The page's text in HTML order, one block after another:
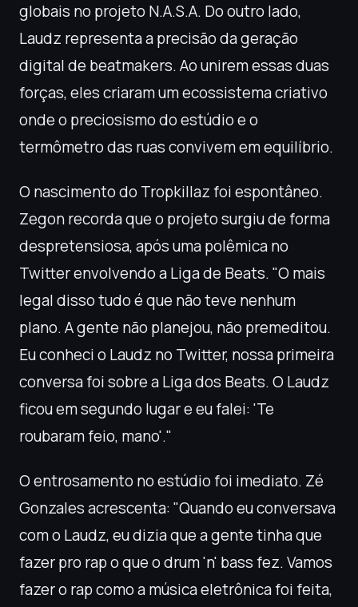
globais no projeto N.A.S.A. Do outro lado,
Laudz representa a precisão da geração
digital de beatmakers. Ao unirem essas duas
forças, eles criaram um ecossistema criativo
onde o preciosismo do estúdio e o
termômetro das ruas convivem em equilíbrio.
O nascimento do Tropkillaz foi espontâneo.
Zegon recorda que o projeto surgiu de forma
despretensiosa, após uma polêmica no
Twitter envolvendo a Liga de Beats. "O mais
legal disso tudo é que não teve nenhum
plano. A gente não planejou, não premeditou.
Eu conheci o Laudz no Twitter, nossa primeira
conversa foi sobre a Liga dos Beats. O Laudz
ficou em segundo lugar e eu falei: 'Te
roubaram feio, mano'."
O entrosamento no estúdio foi imediato. Zé
Gonzales acrescenta: "Quando eu conversava
com o Laudz, eu dizia que a gente tinha que
fazer pro rap o que o drum 'n' bass fez. Vamos
fazer o rap como a música eletrônica foi feita,